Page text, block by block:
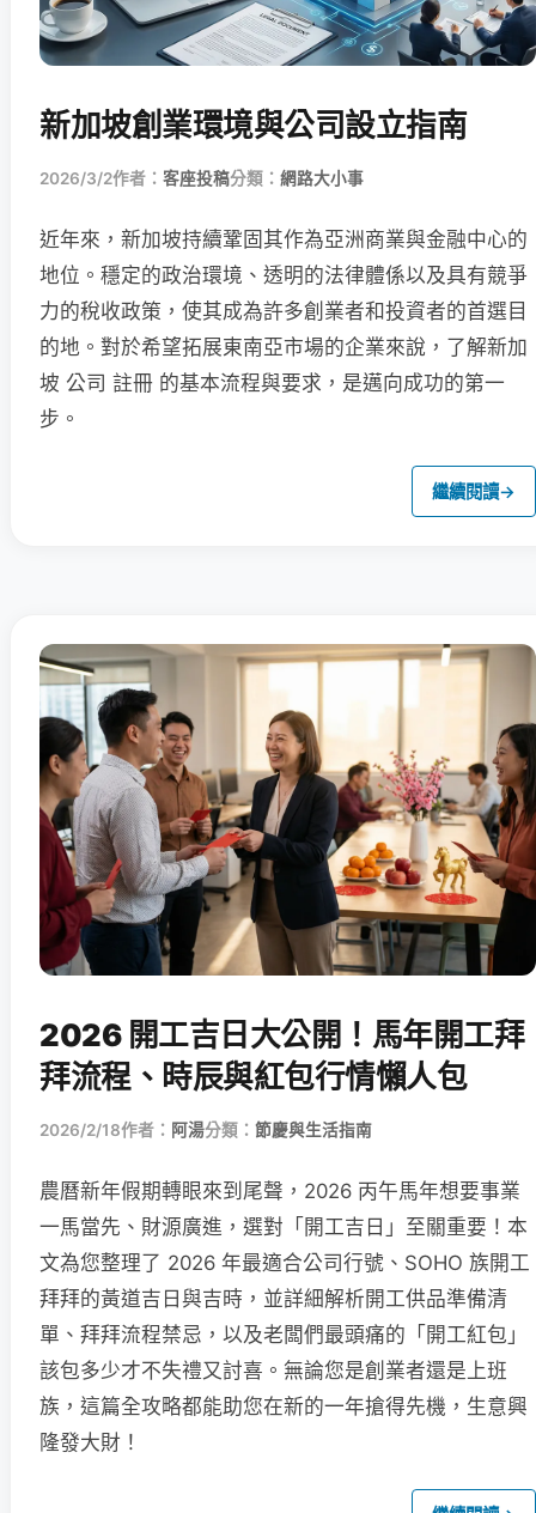
新加坡創業環境與公司設立指南
2026/3/2作者： 客座投稿分類： 網路大小事
近年來，新加坡持續鞏固其作為亞洲商業與金融中心的
地位。穩定的政治環境、透明的法律體係以及具有競爭
力的稅收政策，使其成為許多創業者和投資者的首選目
的地。對於希望拓展東南亞市場的企業來說，了解新加
坡 公司 註冊 的基本流程與要求，是邁向成功的第一
步。
繼續閱讀→
2026 開工吉日大公開！馬年開工拜
拜流程、時辰與紅包行情懶人包
2026/2/18作者： 阿湯分類： 節慶與生活指南
農曆新年假期轉眼來到尾聲，2026 丙午馬年想要事業
一馬當先、財源廣進，選對「開工吉日」至關重要！本
文為您整理了 2026 年最適合公司行號、SOHO 族開工
拜拜的黃道吉日與吉時，並詳細解析開工供品準備清
單、拜拜流程禁忌，以及老闆們最頭痛的「開工紅包」
該包多少才不失禮又討喜。無論您是創業者還是上班
族，這篇全攻略都能助您在新的一年搶得先機，生意興
隆發大財！